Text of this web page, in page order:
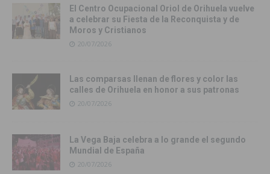
El Centro Ocupacional Oriol de Orihuela vuelve
a celebrar su Fiesta de la Reconquista y de
Moros y Cristianos
20/07/2026
Las comparsas llenan de flores y color las
calles de Orihuela en honor a sus patronas
20/07/2026
La Vega Baja celebra a lo grande el segundo
Mundial de España
20/07/2026